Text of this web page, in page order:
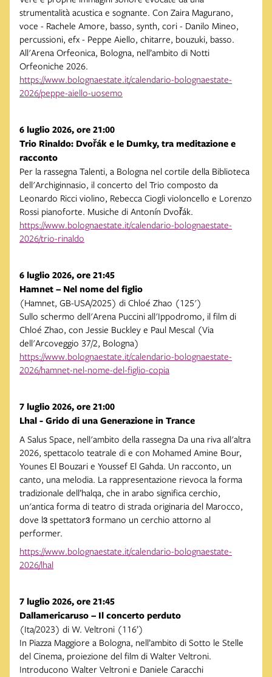
strumentalità acustica e sognante. Con Zaira Magurano,
voce - Rachele Amore, basso, synth, cori - Danilo Mineo,
percussioni, efx - Peppe Aiello, chitarre, bouzuki, basso.
All'Arena Orfeonica, Bologna, nell’ambito di Notti
Orfeoniche 2026.
https://www.bolognaestate.it/calendario-bolognaestate-
2026/peppe-aiello-uosemo
6 luglio 2026, ore 21:00
Trio Rinaldo: Dvořák e le Dumky, tra meditazione e
racconto
Per la rassegna Talenti, a Bologna nel cortile della Biblioteca
dell'Archiginnasio, il concerto del Trio composto da
Leonardo Ricci violino, Rebecca Ciogli violoncello e Lorenzo
Rossi pianoforte. Musiche di Antonín Dvořák.
https://www.bolognaestate.it/calendario-bolognaestate-
2026/trio-rinaldo
6 luglio 2026, ore 21:45
Hamnet – Nel nome del figlio
(Hamnet, GB-USA/2025) di Chloé Zhao (125')
Sullo schermo dell'Arena Puccini all'Ippodromo, il film di
Chloé Zhao, con Jessie Buckley e Paul Mescal (Via
dell'Arcoveggio 37/2, Bologna)
https://www.bolognaestate.it/calendario-bolognaestate-
2026/hamnet-nel-nome-del-figlio-copia
7 luglio 2026, ore 21:00
Lhal - Grido di una Generazione in Trance
A Salus Space, nell'ambito della rassegna Da una riva all'altra
2026, spettacolo teatrale di e con Mohamed Amine Bour,
Younes El Bouzari e Youssef El Gahda. Un racconto, un
canto, una melodia. La rappresentazione rievoca la forma
tradizionale dell’halqa, che in arabo significa cerchio,
un'antica forma di teatro di strada originaria del Marocco,
dove lɜ spettatorɜ formano un cerchio attorno al
performer.
https://www.bolognaestate.it/calendario-bolognaestate-
2026/lhal
7 luglio 2026, ore 21:45
Dallamericaruso – Il concerto perduto
(Ita/2023) di W. Veltroni (116’)
In Piazza Maggiore a Bologna, nell’ambito di Sotto le Stelle
del Cinema, proiezione del film di Walter Veltroni.
Introducono Walter Veltroni e Daniele Caracchi